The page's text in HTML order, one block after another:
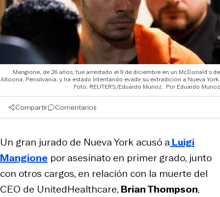
Mangione, de 26 años, fue arrestado el 9 de diciembre en un McDonald’s de
Altoona, Pensilvania, y ha estado intentando evadir su extradición a Nueva York.
Foto: REUTERS/Eduardo Munoz
Eduardo Munoz
Compartir Comentarios
Un gran jurado de Nueva York acusó a Luigi
Mangione por asesinato en primer grado, junto
con otros cargos, en relación con la muerte del
CEO de UnitedHealthcare, Brian Thompson,